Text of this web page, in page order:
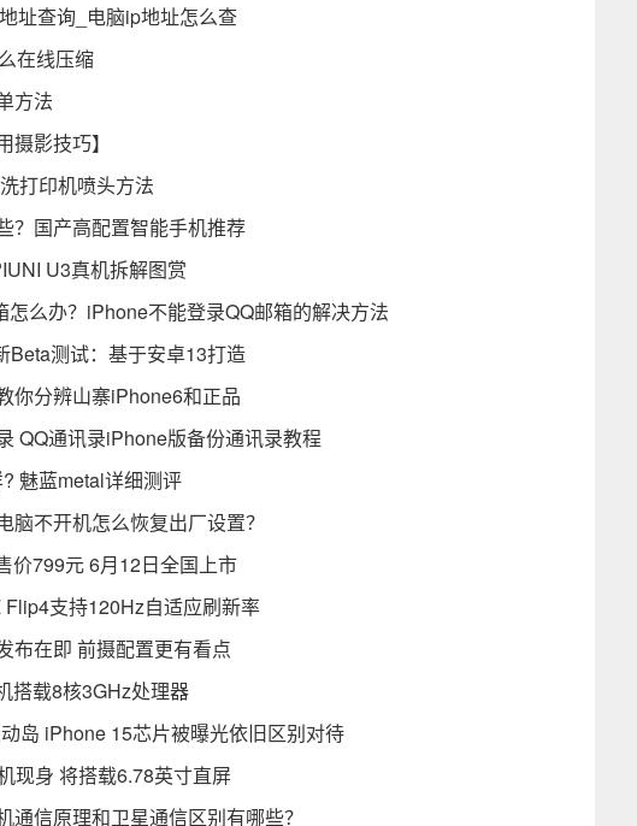
址查询_电脑ip地址怎么查
在线压缩
方法
影技巧】
打印机喷头方法
？国产高配置智能手机推荐
U3真机拆解图赏
么办？iPhone不能登录QQ邮箱的解决方法
Beta测试：基于安卓13打造
你分辨山寨iPhone6和正品
QQ通讯录iPhone版备份通讯录教程
魅蓝metal详细测评
不开机怎么恢复出厂设置？
价799元 6月12日全国上市
支持120Hz自适应刷新率
布在即 前摄配置更有看点
搭载8核3GHz处理器
岛 iPhone 15芯片被曝光依旧区别对待
现身 将搭载6.78英寸直屏
信原理和卫星通信区别有哪些？